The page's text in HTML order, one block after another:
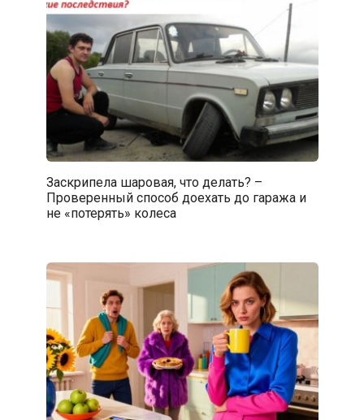
Заскрипела шаровая, что делать? –
Проверенный способ доехать до гаража и
не «потерять» колеса